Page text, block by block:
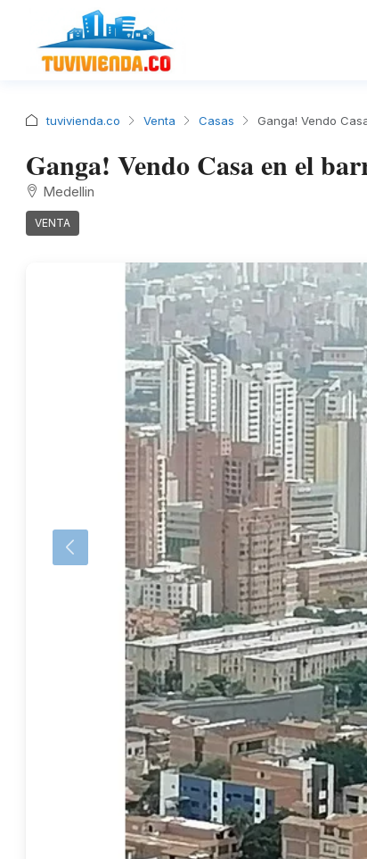
tuvivienda.co Venta Casas Ganga! Vendo
Ganga! Vendo Casa en el
Medellin
VENTA